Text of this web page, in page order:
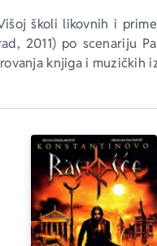
školi likovnih i
2011) po scenariju
knjiga i muzičkih